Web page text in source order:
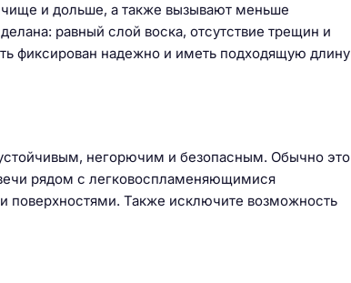
чище и дольше, а также вызывают меньше
равный слой воска, отсутствие трещин и
фиксирован надежно и иметь подходящую длину
негорючим и безопасным. Обычно это
рядом с легковоспламеняющимися
Также исключите возможность